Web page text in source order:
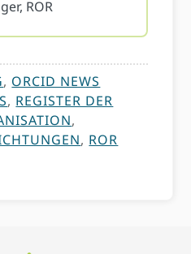
ROR
, ORCID NEWS
, REGISTER DER
,
, ROR